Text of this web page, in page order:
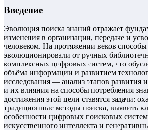
Введение
Эволюция поиска знаний отражает
изменения в организации, передаче и
человеком. На протяжении веков
эволюционировали от ручных
комплексных цифровых систем, что
объёма информации и развитием
исследования — анализ этапов развития
и их влияния на способы потребления
достижения этой цели ставятся задачи:
традиционные методы поиска, выявить
особенности цифровых поисковых
искусственного интеллекта и